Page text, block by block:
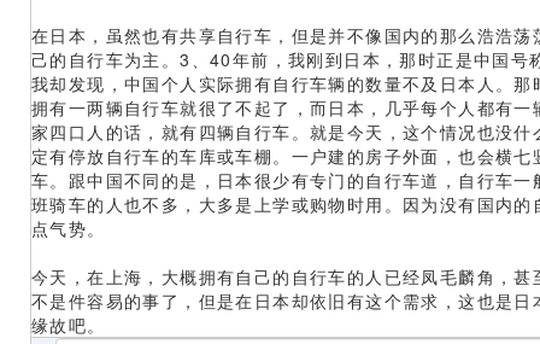
在日本，虽然也有共享自行车，但是并不像国内的那么浩浩
己的自行车为主。3、40年前，我刚到日本，那时正是中国号
我却发现，中国个人实际拥有自行车辆的数量不及日本人。
拥有一两辆自行车就很了不起了，而日本，几乎每个人都有
家四口人的话，就有四辆自行车。就是今天，这个情况也没
定有停放自行车的车库或车棚。一户建的房子外面，也会横
车。跟中国不同的是，日本很少有专门的自行车道，自行车
班骑车的人也不多，大多是上学或购物时用。因为没有国内
点气势。
今天，在上海，大概拥有自己的自行车的人已经凤毛麟角，
不是件容易的事了，但是在日本却依旧有这个需求，这也是
缘故吧。